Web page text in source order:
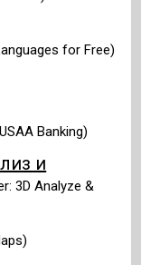
for Free)
Banking)
и
3D Analyze &